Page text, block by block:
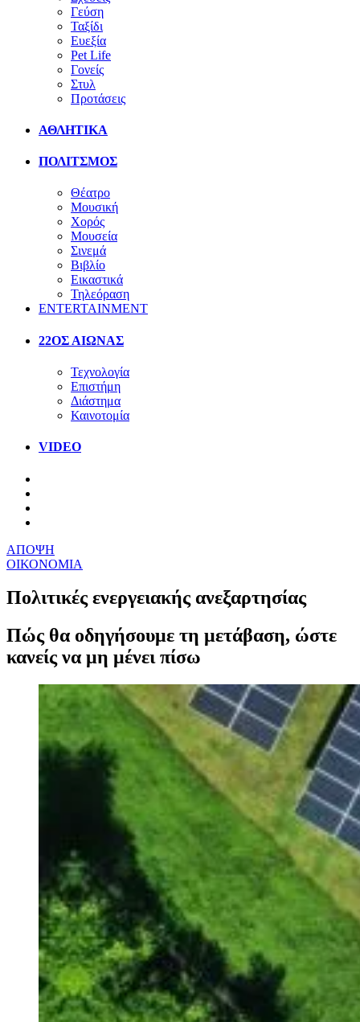
Γεύση
Ταξίδι
Ευεξία
Pet Life
Γονείς
Στυλ
Προτάσεις
ΑΘΛΗΤΙΚΑ
ΠΟΛΙΤΣΜΟΣ
Θέατρο
Μουσική
Χορός
Μουσεία
Σινεμά
Βιβλίο
Εικαστικά
Τηλεόραση
ENTERTAINMENT
22ΟΣ ΑΙΩΝΑΣ
Τεχνολογία
Επιστήμη
Διάστημα
Καινοτομία
VIDEO
ΑΠΟΨΗ
ΟΙΚΟΝΟΜΙΑ
Πολιτικές ενεργειακής ανεξαρτησίας
Πώς θα οδηγήσουμε τη μετάβαση, ώστε
κανείς να μη μένει πίσω